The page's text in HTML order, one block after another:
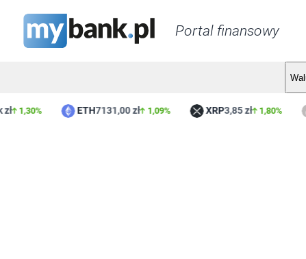
Portal finansowy
1,30% ETH7131,00 zł 1,09% XRP3,85 zł 1,80%